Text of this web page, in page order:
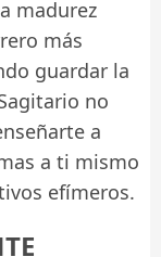
madurez
más
guardar la
no
a
a ti mismo
efímeros.